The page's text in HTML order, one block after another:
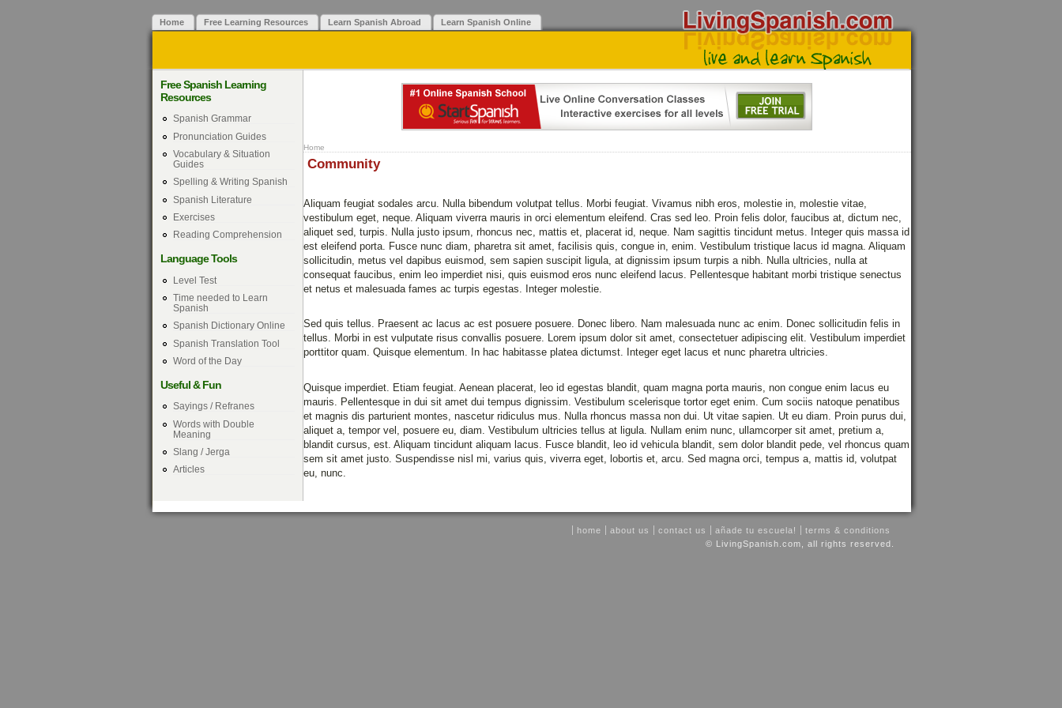
Home Free Learning Resources Learn Spanish Abroad Learn Spanish Online
Free Spanish Learning
Resources
Spanish Grammar
Pronunciation Guides
Vocabulary & Situation
Guides
Spelling & Writing Spanish
Spanish Literature
Exercises
Reading Comprehension
Language Tools
Level Test
Time needed to Learn
Spanish
Spanish Dictionary Online
Spanish Translation Tool
Word of the Day
Useful & Fun
Sayings / Refranes
Words with Double
Meaning
Slang / Jerga
Articles
Home
Community
Aliquam feugiat sodales arcu. Nulla bibendum volutpat tellus. Morbi feugiat. Vivamus nibh eros, molestie in, molestie vitae,
vestibulum eget, neque. Aliquam viverra mauris in orci elementum eleifend. Cras sed leo. Proin felis dolor, faucibus at, dictum nec,
aliquet sed, turpis. Nulla justo ipsum, rhoncus nec, mattis et, placerat id, neque. Nam sagittis tincidunt metus. Integer quis massa id
est eleifend porta. Fusce nunc diam, pharetra sit amet, facilisis quis, congue in, enim. Vestibulum tristique lacus id magna. Aliquam
sollicitudin, metus vel dapibus euismod, sem sapien suscipit ligula, at dignissim ipsum turpis a nibh. Nulla ultricies, nulla at
consequat faucibus, enim leo imperdiet nisi, quis euismod eros nunc eleifend lacus. Pellentesque habitant morbi tristique senectus
et netus et malesuada fames ac turpis egestas. Integer molestie.
Sed quis tellus. Praesent ac lacus ac est posuere posuere. Donec libero. Nam malesuada nunc ac enim. Donec sollicitudin felis in
tellus. Morbi in est vulputate risus convallis posuere. Lorem ipsum dolor sit amet, consectetuer adipiscing elit. Vestibulum imperdiet
porttitor quam. Quisque elementum. In hac habitasse platea dictumst. Integer eget lacus et nunc pharetra ultricies.
Quisque imperdiet. Etiam feugiat. Aenean placerat, leo id egestas blandit, quam magna porta mauris, non congue enim lacus eu
mauris. Pellentesque in dui sit amet dui tempus dignissim. Vestibulum scelerisque tortor eget enim. Cum sociis natoque penatibus
et magnis dis parturient montes, nascetur ridiculus mus. Nulla rhoncus massa non dui. Ut vitae sapien. Ut eu diam. Proin purus dui,
aliquet a, tempor vel, posuere eu, diam. Vestibulum ultricies tellus at ligula. Nullam enim nunc, ullamcorper sit amet, pretium a,
blandit cursus, est. Aliquam tincidunt aliquam lacus. Fusce blandit, leo id vehicula blandit, sem dolor blandit pede, vel rhoncus quam
sem sit amet justo. Suspendisse nisl mi, varius quis, viverra eget, lobortis et, arcu. Sed magna orci, tempus a, mattis id, volutpat
eu, nunc.
home about us contact us añade tu escuela!
terms & conditions
© LivingSpanish.com, all rights reserved.